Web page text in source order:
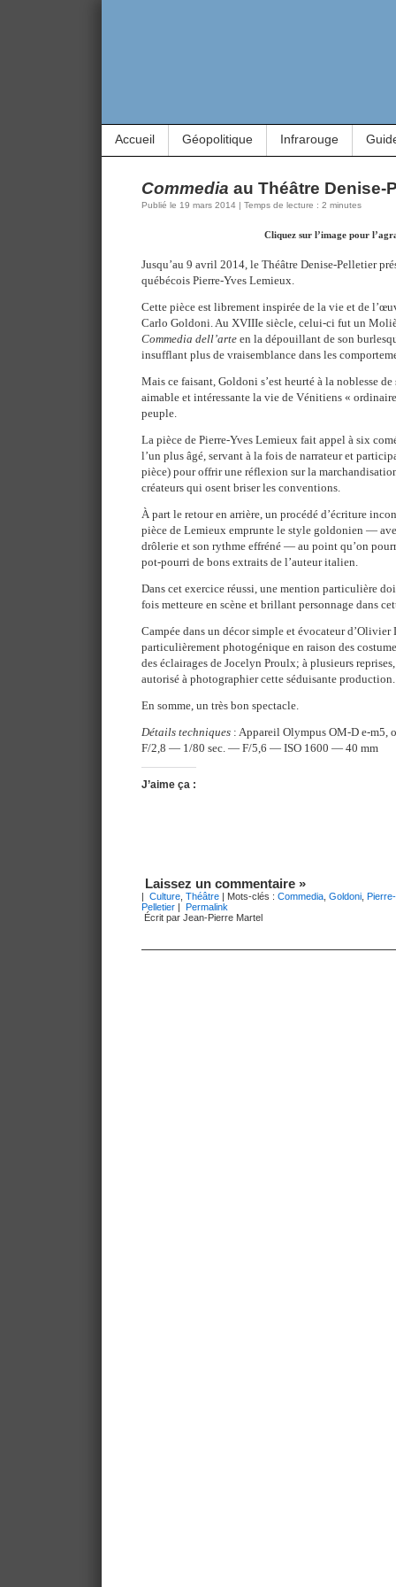
Accueil Géopolitique Infrarouge
Commedia au Théâtre Denise-
Publié le 19 mars 2014 | Temps de lecture : 2 minutes
Cliquez sur l’image pour
Jusqu’au 9 avril 2014, le Théâtre Denise-Pelletier
québécois Pierre-Yves Lemieux.
Cette pièce est librement inspirée de la vie et de
Carlo Goldoni. Au XVIIIe siècle, celui-ci fut un
Commedia dell’arte en la dépouillant de son
insufflant plus de vraisemblance dans les
Mais ce faisant, Goldoni s’est heurté à la noblesse
aimable et intéressante la vie de Vénitiens «
peuple.
La pièce de Pierre-Yves Lemieux fait appel à six
l’un plus âgé, servant à la fois de narrateur et
pièce) pour offrir une réflexion sur la
créateurs qui osent briser les conventions.
À part le retour en arrière, un procédé d’écriture
pièce de Lemieux emprunte le style goldonien —
drôlerie et son rythme effréné — au point qu’on
pot-pourri de bons extraits de l’auteur italien.
Dans cet exercice réussi, une mention particulière
fois metteure en scène et brillant personnage dans
Campée dans un décor simple et évocateur
particulièrement photogénique en raison des
des éclairages de Jocelyn Proulx; à plusieurs
autorisé à photographier cette séduisante production.
En somme, un très bon spectacle.
Détails techniques : Appareil Olympus OM-D e-
F/2,8 — 1/80 sec. — F/5,6 — ISO 1600 — 40 mm
J’aime ça :
Laissez un commentaire »
Culture Théâtre | Mots-clés : Commedia Goldoni
Pelletier
Permalink
Écrit par Jean-Pierre Martel